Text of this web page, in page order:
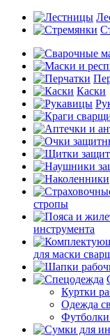
Каски
стропы
инструмента
для маски
Куртки
Одежда